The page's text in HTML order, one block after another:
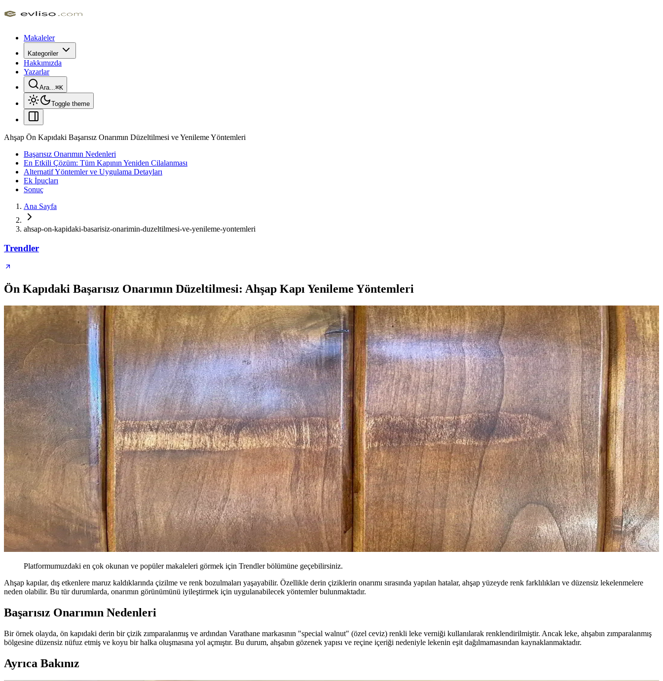
Makaleler
Kategoriler
Hakkımızda
Yazarlar
Ara...⌘K
Toggle theme
Ahşap Ön Kapıdaki Başarısız Onarımın Düzeltilmesi ve Yenileme Yöntemleri
Başarısız Onarımın Nedenleri
En Etkili Çözüm: Tüm Kapının Yeniden Cilalanması
Alternatif Yöntemler ve Uygulama Detayları
Ek İpuçları
Sonuç
Ana Sayfa
ahsap-on-kapidaki-basarisiz-onarimin-duzeltilmesi-ve-yenileme-yontemleri
Trendler
Ön Kapıdaki Başarısız Onarımın Düzeltilmesi: Ahşap Kapı Yenileme Yöntemleri
Platformumuzdaki en çok okunan ve popüler makaleleri görmek için Trendler bölümüne geçebilirsiniz.
Ahşap kapılar, dış etkenlere maruz kaldıklarında çizilme ve renk bozulmaları yaşayabilir. Özellikle derin çiziklerin onarımı sırasında yapılan hatalar, ahşap yüzeyde renk farklılıkları ve düzensiz lekelenmelere
neden olabilir. Bu tür durumlarda, onarımın görünümünü iyileştirmek için uygulanabilecek yöntemler bulunmaktadır.
Başarısız Onarımın Nedenleri
Bir örnek olayda, ön kapıdaki derin bir çizik zımparalanmış ve ardından Varathane markasının "special walnut" (özel ceviz) renkli leke verniği kullanılarak renklendirilmiştir. Ancak leke, ahşabın zımparalanmış
bölgesine düzensiz nüfuz etmiş ve koyu bir halka oluşmasına yol açmıştır. Bu durum, ahşabın gözenek yapısı ve reçine içeriği nedeniyle lekenin eşit dağılmamasından kaynaklanmaktadır.
Ayrıca Bakınız